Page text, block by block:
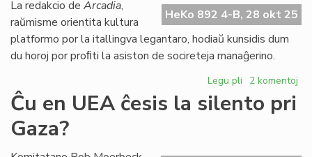
HeKo 892 4-B, 28 okt 25
La redakcio de Arcadia,
raŭmisme orientita kultura
platformo por la itallingva legantaro, hodiaŭ kunsidis dum
du horoj por proﬁti la asiston de socireteja manaĝerino.
Legu pli pri
"Arcadia"
proksimas
starto
2 komentoj
Ĉu en UEA ĉesis la silento pri
Gaza?